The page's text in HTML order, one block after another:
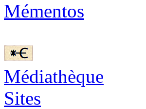
Mémentos
Médiathèque
Sites